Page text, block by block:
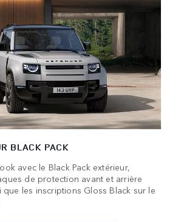
BLACK PACK
avec le Black Pack extérieur,
de protection avant et arrière
que les inscriptions Gloss Black sur le